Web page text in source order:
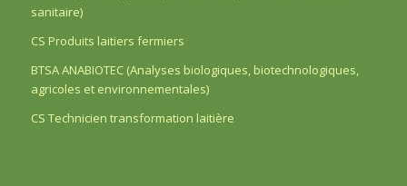
sanitaire)
CS Produits laitiers fermiers
BTSA ANABIOTEC (Analyses biologiques, biotechnologiques,
agricoles et environnementales)
CS Technicien transformation laitière